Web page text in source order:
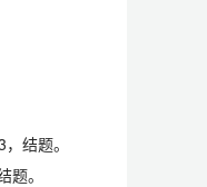
结题。
。